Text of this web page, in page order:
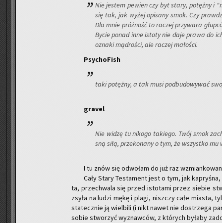
Nie je­stem pe­wien czy byt stary, po­tęż­ny i
się tak, jak wyżej opi­sa­ny smok. Czy
Dla mnie próż­ność to ra­czej przy­wa­ra
Bycie ponad inne isto­ty nie daje prawa do
ozna­ki mą­dro­ści, ale ra­czej ma­ło­ści.
Psy­cho­Fish
taki po­tęż­ny, a tak musi pod­bu­do­wy­wać
gra­vel
Nie widzę tu ni­ko­go ta­kie­go. Twój smok
sną siłą, prze­ko­na­ny o tym, że wszyst­ko mu
I tu znów się od­wo­łam do już raz
Cały Stary Te­sta­ment jest o tym, jak
ta, prze­chwa­la się przed isto­ta­mi przez sie­bie
zsyła na ludzi mękę i plagi, nisz­czy całe
sta­tecz­nie ją wiel­bi­li (i nikt nawet nie do­strze­ga
sobie stwo­rzyć wy­znaw­ców, z któ­rych by­ła­by